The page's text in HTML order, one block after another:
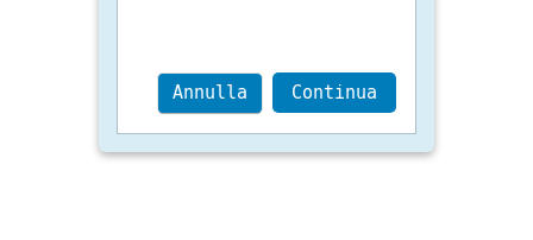
Annulla Continua